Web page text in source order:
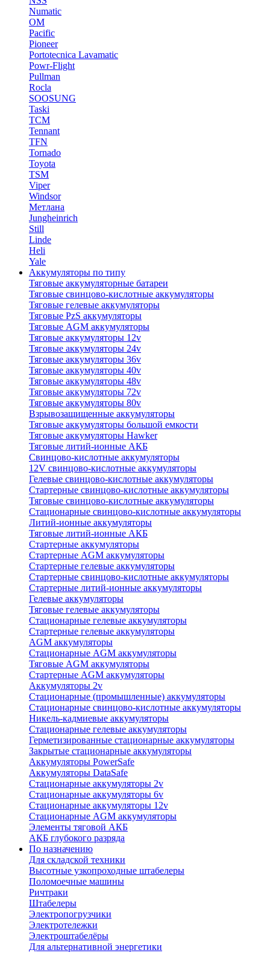
Numatic
OM
Pacific
Pioneer
Portotecnica Lavamatic
Powr-Flight
Pullman
Rocla
SOOSUNG
Taski
TCM
Tennant
TFN
Tornado
Toyota
TSM
Viper
Windsor
Метлана
Jungheinrich
Still
Linde
Heli
Yale
Аккумуляторы по типу
Тяговые аккумуляторные батареи
Тяговые свинцово-кислотные аккумуляторы
Тяговые гелевые аккумуляторы
Тяговые PzS аккумуляторы
Тяговые AGM аккумуляторы
Тяговые аккумуляторы 12v
Тяговые аккумуляторы 24v
Тяговые аккумуляторы 36v
Тяговые аккумуляторы 40v
Тяговые аккумуляторы 48v
Тяговые аккумуляторы 72v
Тяговые аккумуляторы 80v
Взрывозащищенные аккумуляторы
Тяговые аккумуляторы большой емкости
Тяговые аккумуляторы Hawker
Тяговые литий-ионные АКБ
Свинцово-кислотные аккумуляторы
12V свинцово-кислотные аккумуляторы
Гелевые свинцово-кислотные аккумуляторы
Стартерные свинцово-кислотные аккумуляторы
Тяговые свинцово-кислотные аккумуляторы
Стационарные свинцово-кислотные аккумуляторы
Литий-ионные аккумуляторы
Тяговые литий-ионные АКБ
Стартерные аккумуляторы
Стартерные AGM аккумуляторы
Стартерные гелевые аккумуляторы
Стартерные свинцово-кислотные аккумуляторы
Стартерные литий-ионные аккумуляторы
Гелевые аккумуляторы
Тяговые гелевые аккумуляторы
Стационарные гелевые аккумуляторы
Стартерные гелевые аккумуляторы
AGM аккумуляторы
Стационарные AGM аккумуляторы
Тяговые AGM аккумуляторы
Стартерные AGM аккумуляторы
Аккумуляторы 2v
Стационарные (промышленные) аккумуляторы
Стационарные свинцово-кислотные аккумуляторы
Никель-кадмиевые аккумуляторы
Стационарные гелевые аккумуляторы
Герметизированные стационарные аккумуляторы
Закрытые стационарные аккумуляторы
Аккумуляторы PowerSafe
Аккумуляторы DataSafe
Стационарные аккумуляторы 2v
Стационарные аккумуляторы 6v
Стационарные аккумуляторы 12v
Стационарные AGM аккумуляторы
Элементы тяговой АКБ
АКБ глубокого разряда
По назначению
Для складской техники
Высотные узкопроходные штабелеры
Поломоечные машины
Ричтраки
Штабелеры
Электропогрузчики
Электротележки
Электроштабелёры
Для альтернативной энергетики